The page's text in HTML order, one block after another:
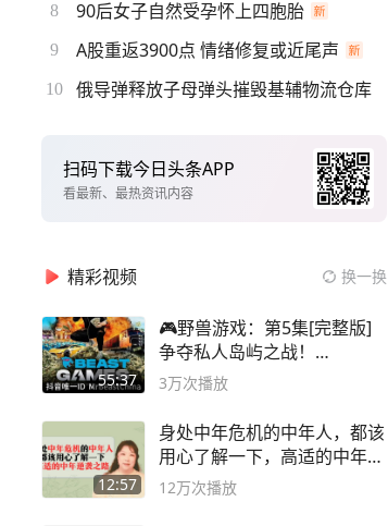
8 90后女子自然受孕怀上四胞胎
9 A股重返3900点 情绪修复或近尾声
10 俄导弹释放子母弹头摧毁基辅物流仓库
扫码下载今日头条APP
看最新、最热资讯内容
精彩视频 换一换
55:37
🎮野兽游戏：第5集[完整版]
争夺私人岛屿之战！
#MrBeastChina
3万次播放
12:57
身处中年危机的中年人，都该
用心了解一下，高适的中年逆
袭之路
12万次播放